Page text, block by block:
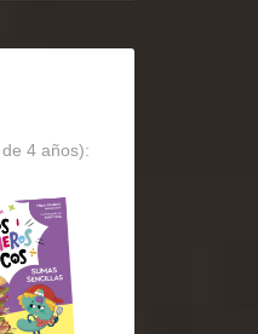
4 años):